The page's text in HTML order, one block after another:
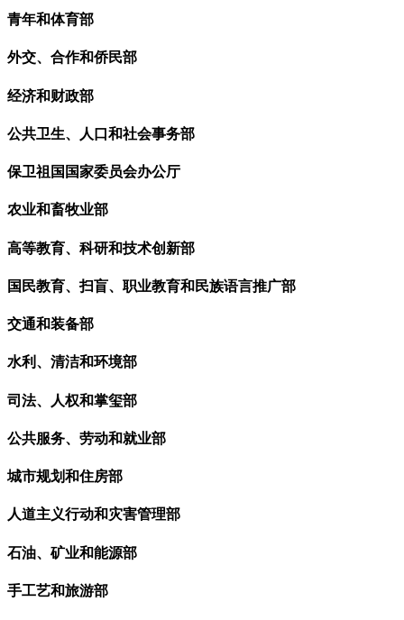
青年和体育部
外交、合作和侨民部
经济和财政部
公共卫生、人口和社会事务部
保卫祖国国家委员会办公厅
农业和畜牧业部
高等教育、科研和技术创新部
国民教育、扫盲、职业教育和民族语言推广部
交通和装备部
水利、清洁和环境部
司法、人权和掌玺部
公共服务、劳动和就业部
城市规划和住房部
人道主义行动和灾害管理部
石油、矿业和能源部
手工艺和旅游部